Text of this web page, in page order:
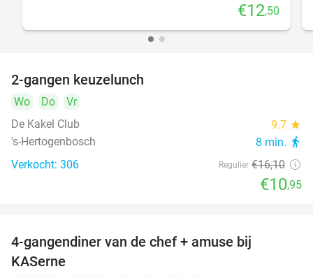
€12,50
2-gangen keuzelunch
Wo Do
Vr
De Kakel Club
9.7 star
's-Hertogenbosch 8 min. directions_walk
Verkocht: 306 Regulier €16,10
€10,95
4-gangendiner van de chef + amuse bij
KASerne